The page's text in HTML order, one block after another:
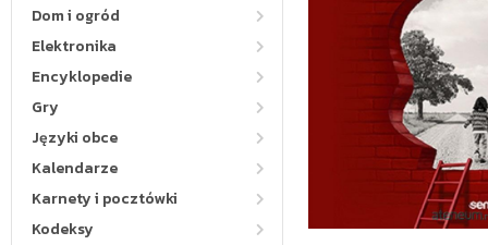
Dom i ogród
Elektronika
Encyklopedie
Gry
Języki obce
Kalendarze
Karnety i pocztówki
Kodeksy